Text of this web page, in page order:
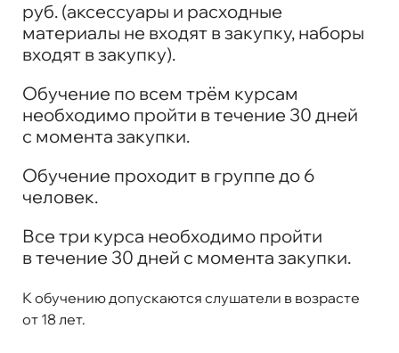
руб. (аксессуары и расходные
материалы не входят в закупку, наборы
входят в закупку).
Обучение по всем трём курсам
необходимо пройти в течение 30 дней
с момента закупки.
Обучение проходит в группе до 6
человек.
Все три курса необходимо пройти
в течение 30 дней с момента закупки.
К обучению допускаются слушатели в возрасте
от 18 лет.